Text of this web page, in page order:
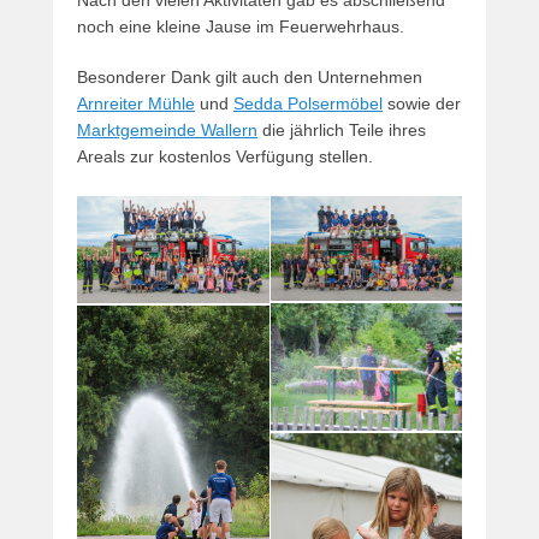
noch eine kleine Jause im Feuerwehrhaus.
Besonderer Dank gilt auch den Unternehmen
Arnreiter Mühle und Sedda Polsermöbel sowie der
Marktgemeinde Wallern die jährlich Teile ihres
Areals zur kostenlos Verfügung stellen.